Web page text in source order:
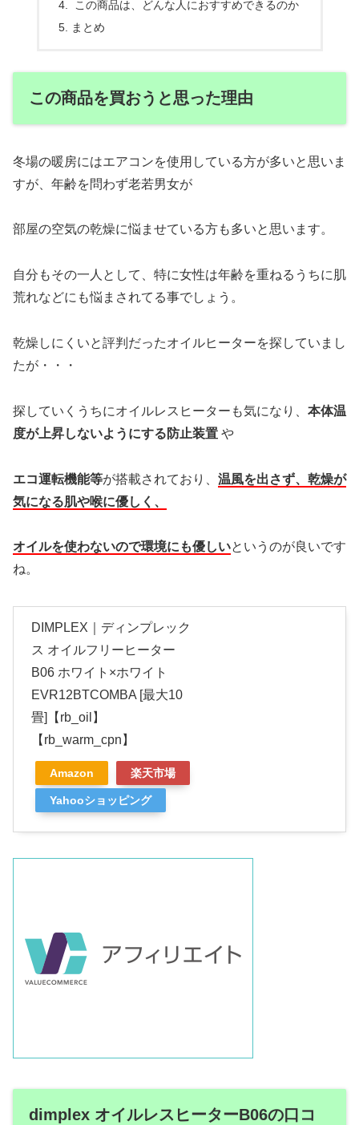
この商品は、どんな人におすすめできるのか
まとめ
この商品を買おうと思った理由
冬場の暖房にはエアコンを使用している方が多いと思いま
すが、年齢を問わず老若男女が
部屋の空気の乾燥に悩ませている方も多いと思います。
自分もその一人として、特に女性は年齢を重ねるうちに肌
荒れなどにも悩まされてる事でしょう。
乾燥しにくいと評判だったオイルヒーターを探していまし
たが・・・
探していくうちにオイルレスヒーターも気になり、 本体温
度が上昇しないようにする防止装置 や
エコ運転機能等が搭載されており、 温風を出さず、乾燥が
気になる肌や喉に優しく、
オイルを使わないので環境にも優しいというのが良いです
ね。
DIMPLEX｜ディンプレック
ス オイルフリーヒーター
B06 ホワイト×ホワイト
EVR12BTCOMBA [最大10
畳]【rb_oil】
【rb_warm_cpn】
Amazon 楽天市場
Yahooショッピング
dimplex オイルレスヒーターB06の口コ